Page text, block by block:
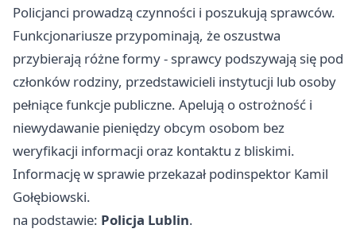
Policjanci prowadzą czynności i poszukują sprawców.
Funkcjonariusze przypominają, że oszustwa
przybierają różne formy - sprawcy podszywają się pod
członków rodziny, przedstawicieli instytucji lub osoby
pełniące funkcje publiczne. Apelują o ostrożność i
niewydawanie pieniędzy obcym osobom bez
weryfikacji informacji oraz kontaktu z bliskimi.
Informację w sprawie przekazał podinspektor Kamil
Gołębiowski.
na podstawie: Policja Lublin.